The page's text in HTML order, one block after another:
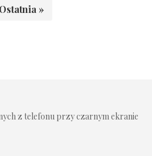
Ostatnia »
z telefonu przy czarnym ekranie